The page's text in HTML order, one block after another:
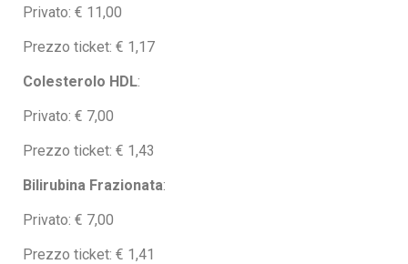
Privato: € 11,00
Prezzo ticket: € 1,17
Colesterolo HDL:
Privato: € 7,00
Prezzo ticket: € 1,43
Bilirubina Frazionata:
Privato: € 7,00
Prezzo ticket: € 1,41